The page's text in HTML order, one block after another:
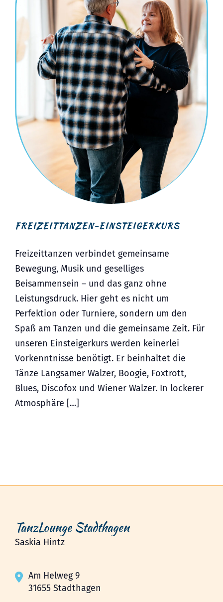
FREIZEITTANZEN-EINSTEIGERKURS
Freizeittanzen verbindet gemeinsame
Bewegung, Musik und geselliges
Beisammensein – und das ganz ohne
Leistungsdruck. Hier geht es nicht um
Perfektion oder Turniere, sondern um den
Spaß am Tanzen und die gemeinsame Zeit. Für
unseren Einsteigerkurs werden keinerlei
Vorkenntnisse benötigt. Er beinhaltet die
Tänze Langsamer Walzer, Boogie, Foxtrott,
Blues, Discofox und Wiener Walzer. In lockerer
Atmosphäre […]
TanzLounge Stadthagen
Saskia Hintz
Am Helweg 9
31655 Stadthagen